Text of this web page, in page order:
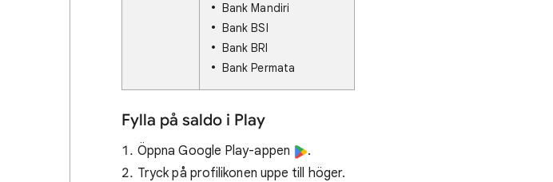
Bank Mandiri
Bank BSI
Bank BRI
Bank Permata
Fylla på saldo i Play
Öppna Google Play-appen
.
Tryck på profilikonen uppe till höger.